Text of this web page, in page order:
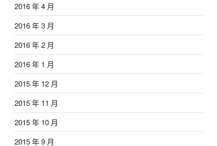
2016 年 4 月
2016 年 3 月
2016 年 2 月
2016 年 1 月
2015 年 12 月
2015 年 11 月
2015 年 10 月
2015 年 9 月